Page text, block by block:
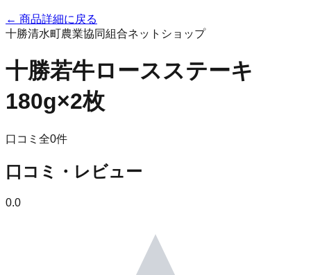
← 商品詳細に戻る
十勝清水町農業協同組合ネットショップ
十勝若牛ロースステーキ
180g×2枚
口コミ全0件
口コミ・レビュー
0.0